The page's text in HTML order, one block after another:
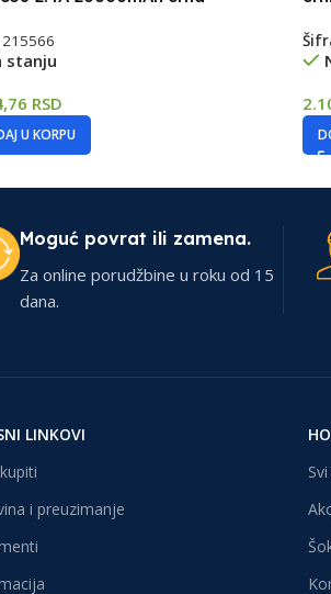
215566
stanju
RSD
U KORPU
Moguć povrat ili zamena.
Za online porudžbine u roku od 15
dana.
LINKOVI
i preuzimanje